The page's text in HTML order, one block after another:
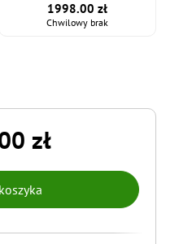
1998.00 zł
Chwilowy brak
zł